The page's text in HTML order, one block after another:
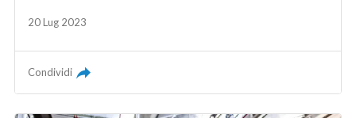
20 Lug 2023
Condividi